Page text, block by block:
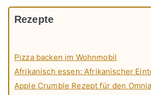
Rezepte
Pizza backen im Wohnmobil
Afrikanisch essen: Afrikanischer
Apple Crumble Rezept für den